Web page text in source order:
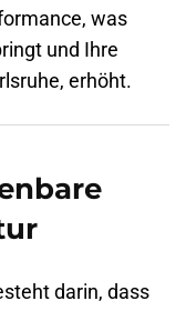
was
und Ihre
, erhöht.
darin, dass